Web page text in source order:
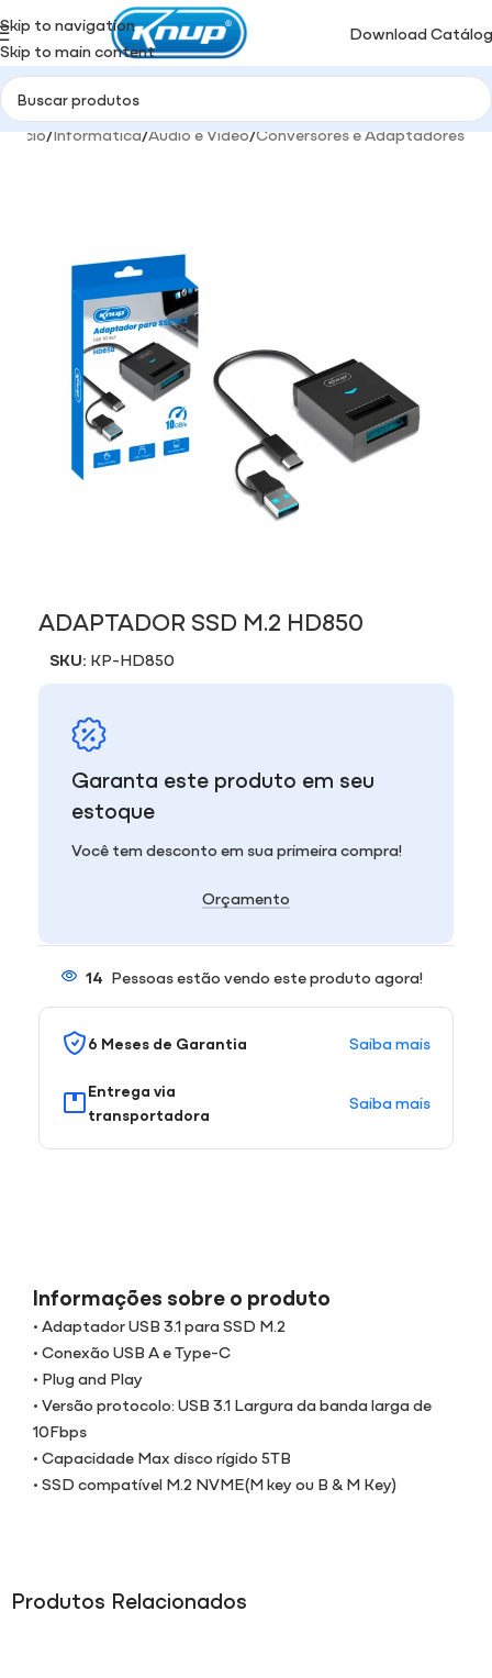
Skip to navigation
Skip to main content
Download
Início/Informática/Audio e Video/Conversores e Adaptadores
ADAPTADOR SSD M.2 HD850
SKU: KP-HD850
Garanta este produto em seu
estoque
Você tem desconto em sua primeira compra!
Orçamento
14 Pessoas estão vendo este produto agora!
6 Meses de Garantia Saiba mais
Entrega via
transportadora
Saiba mais
Informações sobre o produto
• Adaptador USB 3.1 para SSD M.2
• Conexão USB A e Type-C
• Plug and Play
• Versão protocolo: USB 3.1 Largura da banda larga de
10Fbps
• Capacidade Max disco rígido 5TB
• SSD compatível M.2 NVME(M key ou B & M Key)
Produtos Relacionados